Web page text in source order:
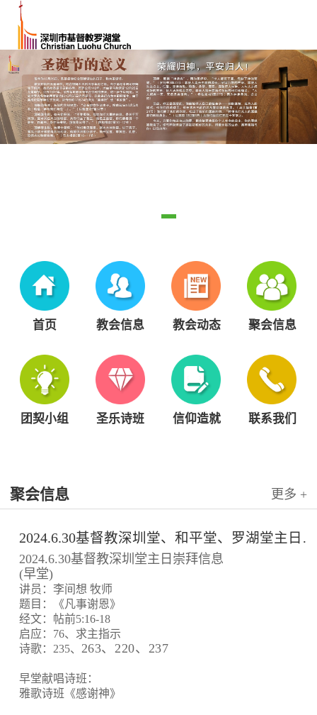
首页 教会信息 教会动态 聚会信息
团契小组 圣乐诗班 信仰造就 联系我们
聚会信息 更多 +
2024.6.30基督教深圳堂、和平堂、罗湖堂主日崇拜信息
2024.6.30基督教深圳堂主日崇拜信息
(早堂)
讲员：李间想 牧师
题目：《凡事谢恩》
经文：帖前5:16-18
启应：76、求主指示
诗歌：235、 263、220、237
早堂献唱诗班：
雅歌诗班《感谢神》